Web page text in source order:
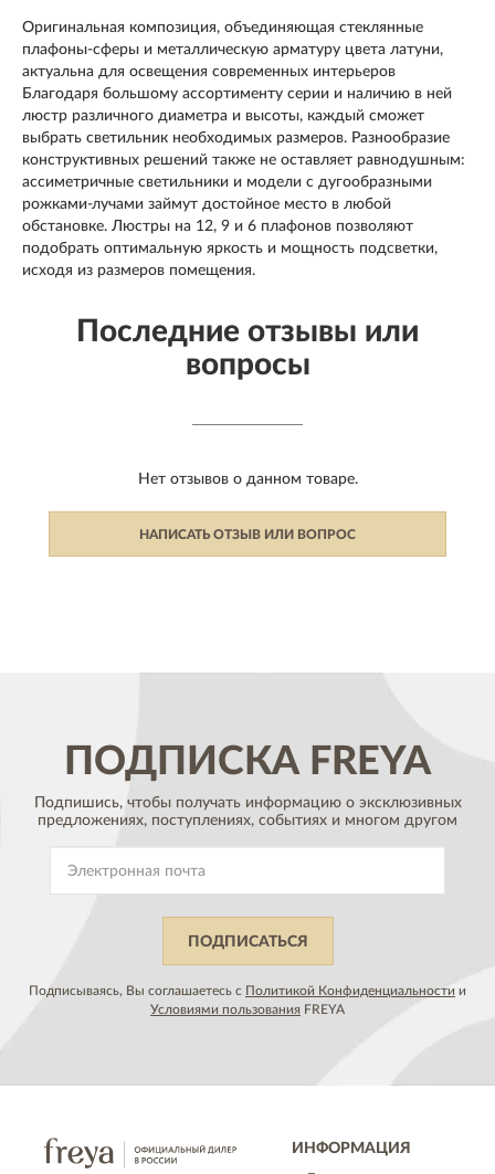
Оригинальная композиция, объединяющая стеклянные
плафоны-сферы и металлическую арматуру цвета латуни,
актуальна для освещения современных интерьеров
Благодаря большому ассортименту серии и наличию в ней
люстр различного диаметра и высоты, каждый сможет
выбрать светильник необходимых размеров. Разнообразие
конструктивных решений также не оставляет равнодушным:
ассиметричные светильники и модели с дугообразными
рожками-лучами займут достойное место в любой
обстановке. Люстры на 12, 9 и 6 плафонов позволяют
подобрать оптимальную яркость и мощность подсветки,
исходя из размеров помещения.
Последние отзывы или
вопросы
Нет отзывов о данном товаре.
НАПИСАТЬ ОТЗЫВ ИЛИ ВОПРОС
ПОДПИСКА FREYA
Подпишись, чтобы получать информацию о эксклюзивных
предложениях, поступлениях, событиях и многом другом
ПОДПИСАТЬСЯ
Подписываясь, Вы соглашаетесь с Политикой Конфиденциальности и
Условиями пользования FREYA
ИНФОРМАЦИЯ